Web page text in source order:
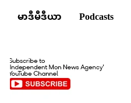
မာဒီမီဒီယာ Podcasts